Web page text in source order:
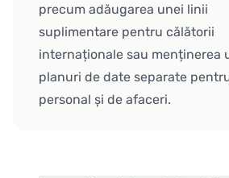
precum adăugarea unei linii
suplimentare pentru călătorii
internaționale sau menținerea
planuri de date separate
personal și de afaceri.